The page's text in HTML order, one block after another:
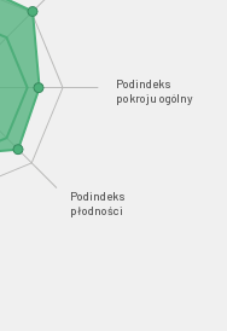
Podindeks
pokroju ogólny
Podindeks
płodności